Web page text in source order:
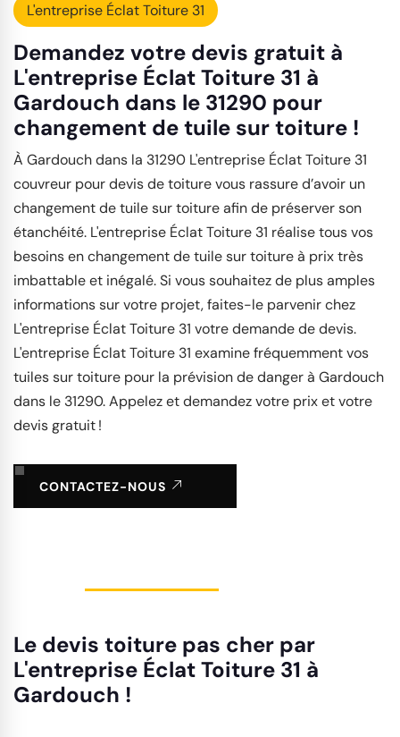
L'entreprise Éclat Toiture 31
Demandez votre devis gratuit à
L'entreprise Éclat Toiture 31 à
Gardouch dans le 31290 pour
changement de tuile sur toiture !
À Gardouch dans la 31290 L'entreprise Éclat Toiture 31
couvreur pour devis de toiture vous rassure d’avoir un
changement de tuile sur toiture afin de préserver son
étanchéité. L'entreprise Éclat Toiture 31 réalise tous vos
besoins en changement de tuile sur toiture à prix très
imbattable et inégalé. Si vous souhaitez de plus amples
informations sur votre projet, faites-le parvenir chez
L'entreprise Éclat Toiture 31 votre demande de devis.
L'entreprise Éclat Toiture 31 examine fréquemment vos
tuiles sur toiture pour la prévision de danger à Gardouch
dans le 31290. Appelez et demandez votre prix et votre
devis gratuit !
CONTACTEZ-NOUS
Le devis toiture pas cher par
L'entreprise Éclat Toiture 31 à
Gardouch !